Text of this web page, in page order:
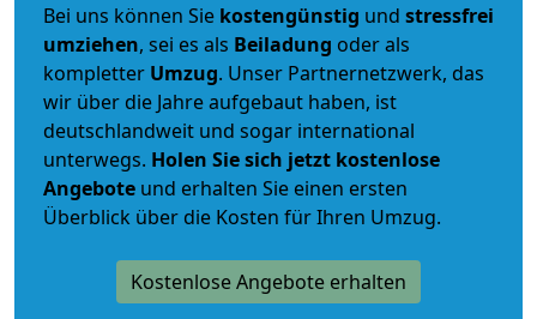
Bei uns können Sie kostengünstig und stressfrei
umziehen, sei es als Beiladung oder als
kompletter Umzug. Unser Partnernetzwerk, das
wir über die Jahre aufgebaut haben, ist
deutschlandweit und sogar international
unterwegs. Holen Sie sich jetzt kostenlose
Angebote und erhalten Sie einen ersten
Überblick über die Kosten für Ihren Umzug.
Kostenlose Angebote erhalten